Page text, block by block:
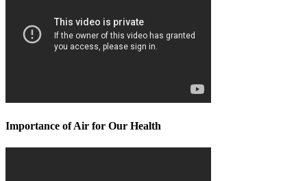
Importance of Air for Our Health